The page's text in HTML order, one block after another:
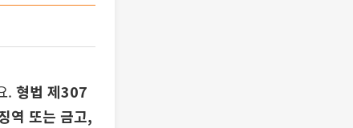
. 형법 제307
역 또는 금고,